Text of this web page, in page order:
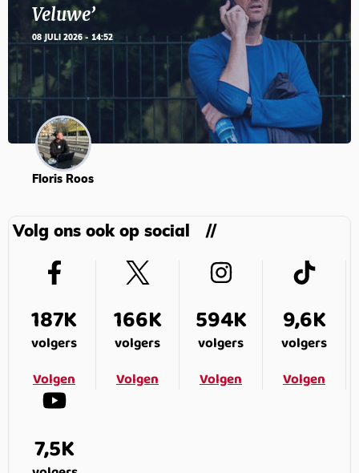
Veluwe’
08 JULI 2026 - 14:52
Floris Roos
Volg ons ook op social
187K
volgers
Volgen
166K
volgers
Volgen
594K
volgers
Volgen
9,6K
volgers
Volgen
7,5K